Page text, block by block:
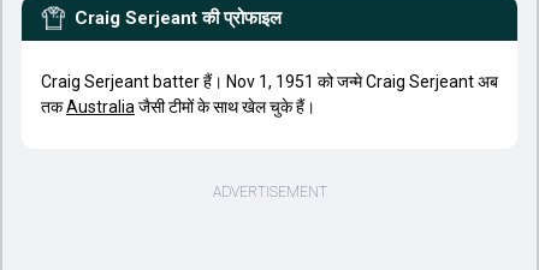
Craig Serjeant की प्रोफाइल
Craig Serjeant batter हैं। Nov 1, 1951 को जन्मे Craig Serjeant अब
तकAustralia जैसी टीमों के साथ खेल चुके हैं।